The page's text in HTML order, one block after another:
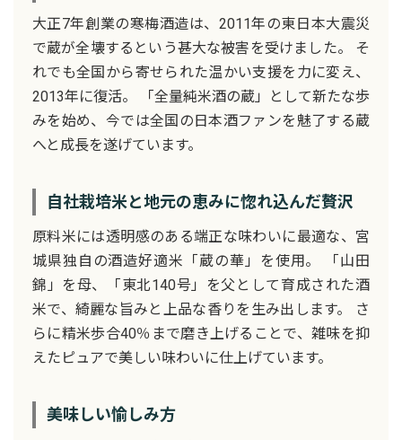
大正7年創業の寒梅酒造は、2011年の東日本大震災
で蔵が全壊するという甚大な被害を受けました。 そ
れでも全国から寄せられた温かい支援を力に変え、
2013年に復活。 「全量純米酒の蔵」として新たな歩
みを始め、今では全国の日本酒ファンを魅了する蔵
へと成長を遂げています。
自社栽培米と地元の恵みに惚れ込んだ贅沢
原料米には透明感のある端正な味わいに最適な、宮
城県独自の酒造好適米「蔵の華」を使用。 「山田
錦」を母、「東北140号」を父として育成された酒
米で、綺麗な旨みと上品な香りを生み出します。 さ
らに精米歩合40％まで磨き上げることで、雑味を抑
えたピュアで美しい味わいに仕上げています。
美味しい愉しみ方